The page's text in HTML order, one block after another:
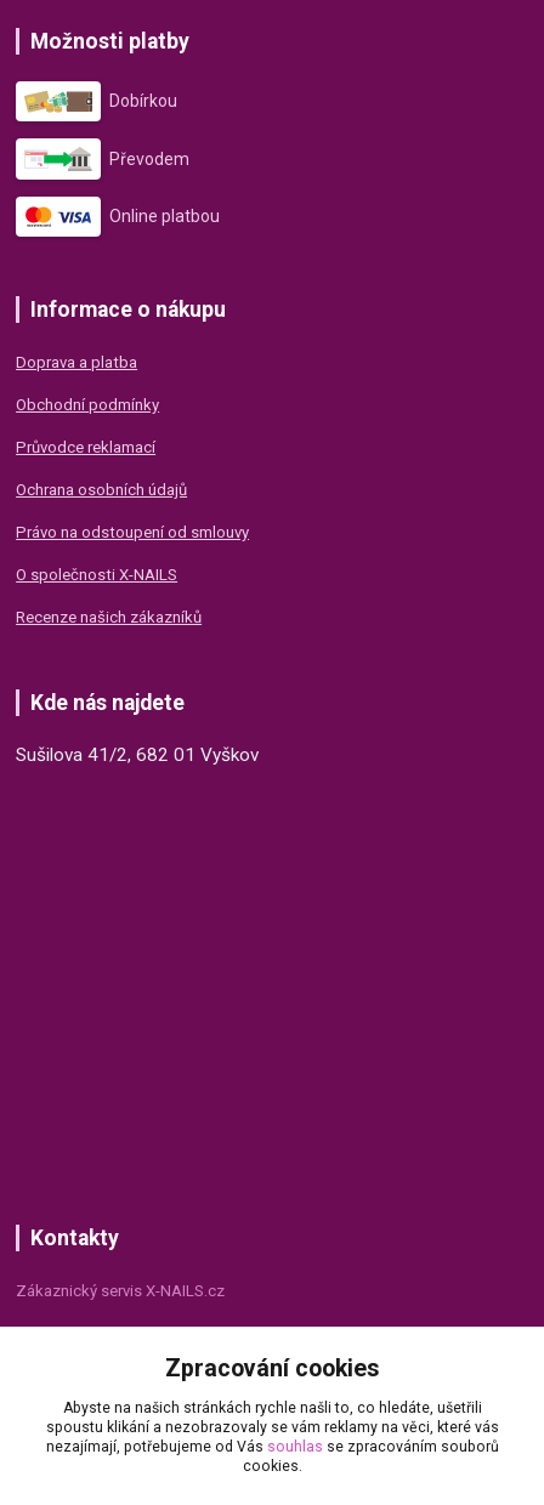
Možnosti platby
Dobírkou
Převodem
Online platbou
Informace o nákupu
Doprava a platba
Obchodní podmínky
Průvodce reklamací
Ochrana osobních údajů
Právo na odstoupení od smlouvy
O společnosti X-NAILS
Recenze našich zákazníků
Kde nás najdete
Sušilova 41/2, 682 01 Vyškov
Kontakty
Zákaznický servis X-NAILS.cz
+420 735 055 075
info@x-nails.cz
Zpracování cookies
Abyste na našich stránkách rychle našli to, co hledáte, ušetřili
spoustu klikání a nezobrazovaly se vám reklamy na věci, které vás
nezajímají, potřebujeme od Vás souhlas se zpracováním souborů
cookies.